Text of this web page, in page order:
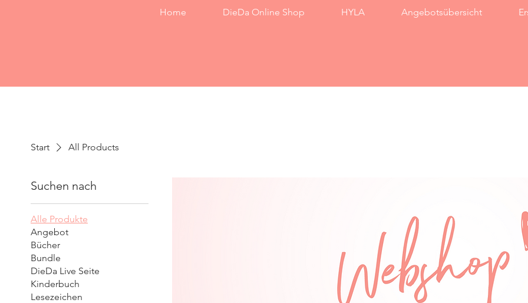
Home DieDa Online Shop HYLA Angebotsübersicht
Start All Products
Suchen nach
Alle Produkte
Angebot
Bücher
Bundle
DieDa Live Seite
Kinderbuch
Lesezeichen